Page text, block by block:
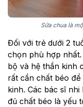
Sữa chua là
Đối với trẻ dưới 2
chọn phù hợp
bộ và hệ thần kinh
rất cần chất béo
kinh. Các bác sĩ
đủ chất béo là yếu